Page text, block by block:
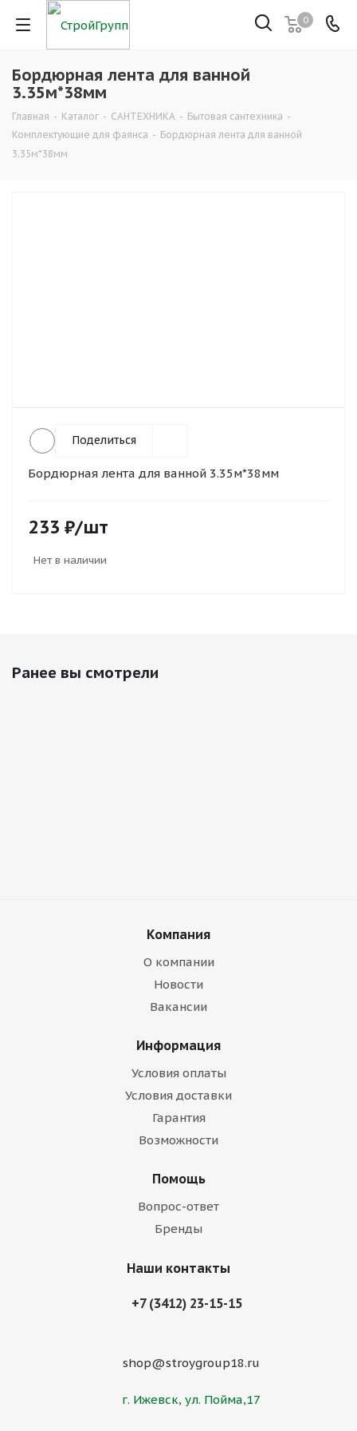
0
Бордюрная лента для ванной
3.35м*38мм
Главная - Каталог - САНТЕХНИКА - Бытовая сантехника -
Комплектующие для фаянса - Бордюрная лента для ванной
3.35м*38мм
Поделиться
Бордюрная лента для ванной 3.35м*38мм
233 ₽/шт
Нет в наличии
Ранее вы смотрели
Компания
О компании
Новости
Вакансии
Информация
Условия оплаты
Условия доставки
Гарантия
Возможности
Помощь
Вопрос-ответ
Бренды
Наши контакты
+7 (3412) 23-15-15
shop@stroygroup18.ru
г. Ижевск, ул. Пойма,17